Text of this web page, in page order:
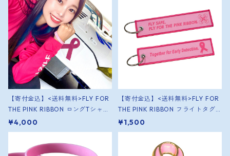
【寄付金込】<送料無料>FLY FOR
THE PINK RIBBON ロングTシャツ
(ピンク）
¥4,000
【寄付金込】<送料無料>FLY FOR
THE PINK RIBBON フライトタグ
（1個）
¥1,500